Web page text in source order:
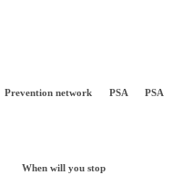
Prevention network PSA PSA
When will you stop